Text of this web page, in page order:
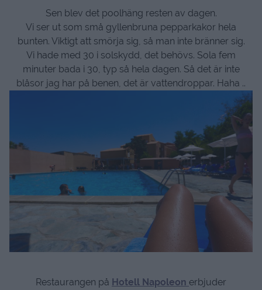
Sen blev det poolhäng resten av dagen.
Vi ser ut som små gyllenbruna pepparkakor hela
bunten. Viktigt att smörja sig, så man inte bränner sig.
Vi hade med 30 i solskydd, det behövs. Sola fem
minuter bada i 30, typ så hela dagen. Så det är inte
blåsor jag har på benen, det är vattendroppar. Haha ..
Restaurangen på Hotell Napoleon erbjuder